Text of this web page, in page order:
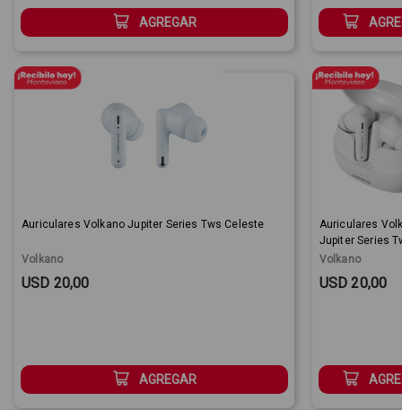
AGREGAR
Auriculares Volkano Jupiter Series Tws Celeste
Volkano
Sale Price:
USD 20,00
AGREGAR
Auriculares
Jupiter Series
Blanco
Volkano
Sale Price:
USD 20,00